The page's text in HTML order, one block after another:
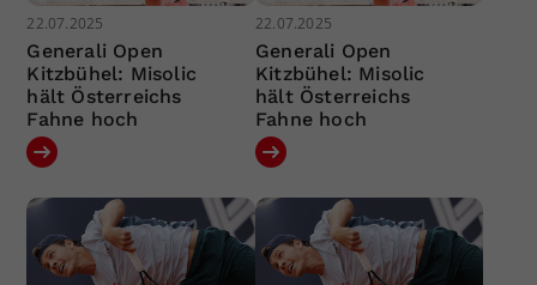
22.07.2025
Generali Open
Kitzbühel: Misolic
hält Österreichs
Fahne hoch
22.07.2025
Generali Open
Kitzbühel: Misolic
hält Österreichs
Fahne hoch